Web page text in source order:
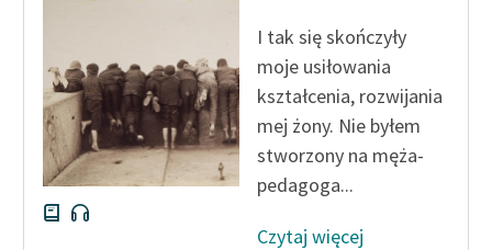
do domeny publicznej,
lektur szkolnych oraz
Starego Testamentu
Odkurzamy bohaterów
Szkoła Poezji Wolnych
I tak się skończyły
moje usiłowania
kształcenia, rozwijania
mej żony. Nie byłem
stworzony na męża-
pedagoga...
Czytaj więcej